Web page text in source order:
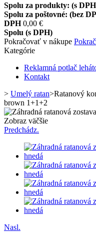
Spolu za produkty: (s
Spolu za poštovné: (bez
DPH 0,00 €
Spolu (s DPH)
Pokračovať v nákupe
Kategórie
Reklamná potlač
Kontakt
> Umelý ratan>Ratanový
brown 1+1+2
Zobraz väčšie
Predchádz.
Nasl.